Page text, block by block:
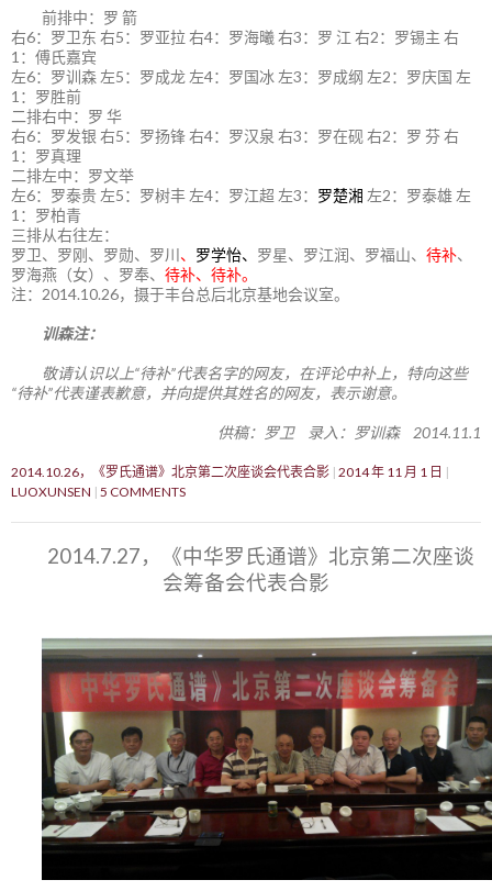
前排中：罗 箭
右6：罗卫东 右5：罗亚拉 右4：罗海曦 右3：罗 江 右2：罗锡主 右
1：傅氏嘉宾
左6：罗训森 左5：罗成龙 左4：罗国冰 左3：罗成纲 左2：罗庆国 左
1：罗胜前
二排右中：罗 华
右6：罗发银 右5：罗扬锋 右4：罗汉泉 右3：罗在砚 右2：罗 芬 右
1：罗真理
二排左中：罗文举
左6：罗泰贵 左5：罗树丰 左4：罗江超 左3： 罗楚湘 左2：罗泰雄 左
1：罗柏青
三排从右往左：
罗卫、罗刚、罗勋、罗川 、 罗学怡、 罗星、罗江润、罗福山、 待补、
罗海燕（女）、罗奉、 待补、待补。
注：2014.10.26，摄于丰台总后北京基地会议室。
训森注：
敬请认识以上“待补”代表名字的网友，在评论中补上，特向这些
“待补”代表谨表歉意，并向提供其姓名的网友，表示谢意。
供稿：罗卫 录入：罗训森 2014.11.1
2014.10.26，《罗氏通谱》北京第二次座谈会代表合影 2014 年 11 月 1 日
LUOXUNSEN 5 COMMENTS
2014.7.27，《中华罗氏通谱》北京第二次座谈
会筹备会代表合影